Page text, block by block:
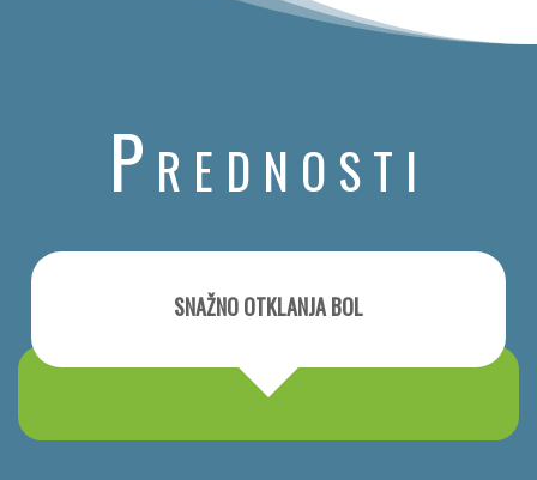
P REDNOSTI
SNAŽNO OTKLANJA BOL